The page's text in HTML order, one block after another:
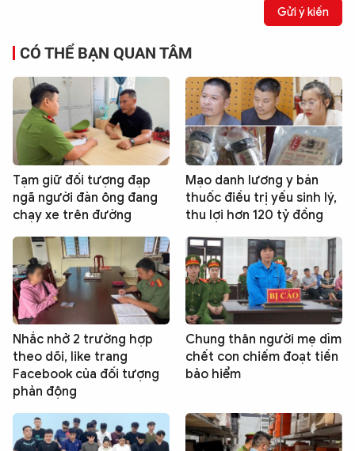
Gửi ý kiến
CÓ THỂ BẠN QUAN TÂM
Tạm giữ đối tượng đạp
ngã người đàn ông đang
chạy xe trên đường
Mạo danh lương y bán
thuốc điều trị yếu sinh lý,
thu lợi hơn 120 tỷ đồng
Nhắc nhở 2 trường hợp
theo dõi, like trang
Facebook của đối tượng
phản động
Chung thân người mẹ dìm
chết con chiếm đoạt tiền
bảo hiểm